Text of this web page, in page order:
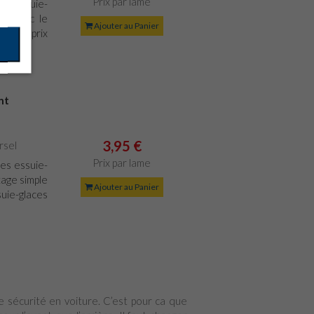
avec le
au prix
Ajouter au Panier
essuie-
simple
glaces
3,95 €
Prix par lame
Ajouter au Panier
sécurité en voiture. C’est pour ca que